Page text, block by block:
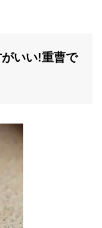
いい!重曹で